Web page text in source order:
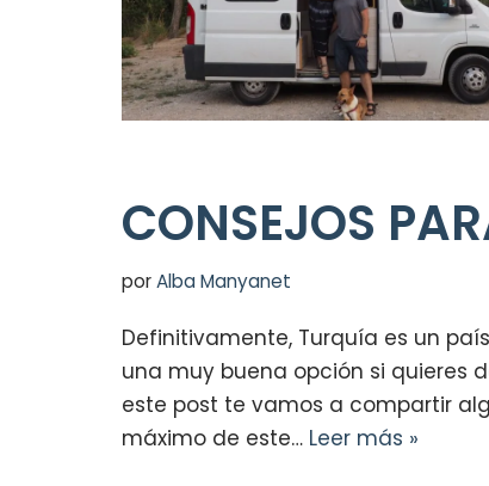
CONSEJOS
porAlba Manyanet
Definitivamente, Turquía es un
una muy buena opción si quieres
este post te vamos a compartir
máximo de este… Leer más »